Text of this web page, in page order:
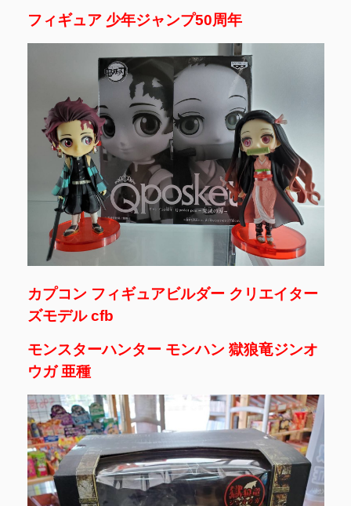
フィギュア 少年ジャンプ50周年
カプコン フィギュアビルダー クリエイター
ズモデル cfb
モンスターハンター モンハン 獄狼竜ジンオ
ウガ 亜種